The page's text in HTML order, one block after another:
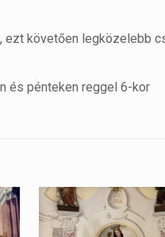
ezt követően legközelebb
és pénteken reggel 6-kor